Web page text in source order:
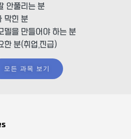
안풀리는 분
막힌 분
을 만들어야 하는 분
한 분(취업,진급)
모든 과목 보기